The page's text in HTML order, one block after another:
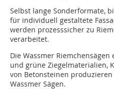
Selbst lange Sonderformate,
für individuell gestaltete
werden prozesssicher zu
verarbeitet.
Die Wassmer
und grüne Ziegelmaterialien,
von Betonsteinen
Wassmer Sägen.